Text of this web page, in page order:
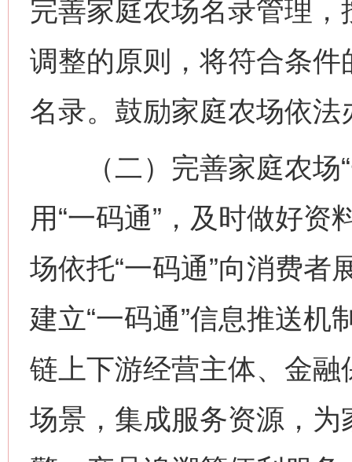
完善家庭农场名录管理
调整的原则，将符合条
名录。鼓励家庭农场依
（二）完善家庭农场“
用“一码通”，及时做好
场依托“一码通”向消费者
建立“一码通”信息推送
链上下游经营主体、金融
场景，集成服务资源，